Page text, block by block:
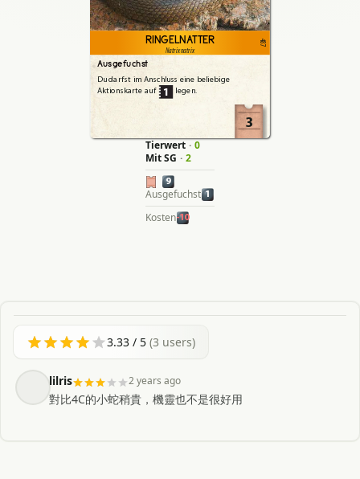
487
RINGELNATTER
Natrix natrix
3
Ausgefuchst
Du darfst im Anschluss eine beliebige
Aktionskarte auf 1 legen.
Tierwert · 0
Mit SG · 2
9
Ausgefuchst 1
Kosten-10
3.33 / 5 (3 users)
lilris 2 years ago
對比4C的小蛇稍貴，機靈也不是很好用